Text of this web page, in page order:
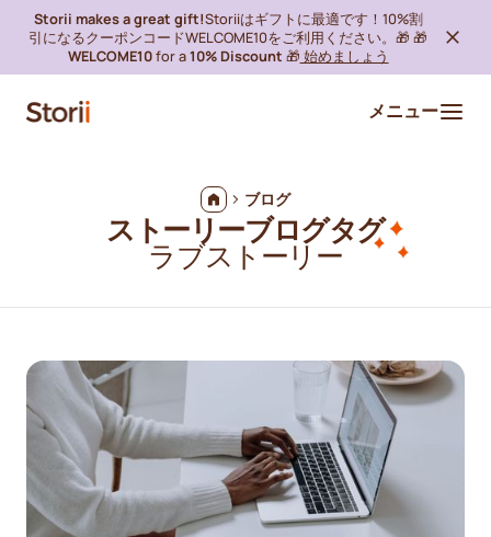
Storii makes a great gift!Storiiはギフトに最適です！10%割
引になるクーポンコードWELCOME10をご利用ください。🎁 🎁
WELCOME10for a10% Discount 🎁 始めましょう
メニュー
ブログ
ストーリーブログタグ
ラブストーリー